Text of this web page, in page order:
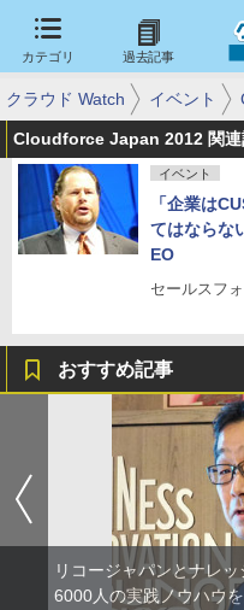
カテゴリ 過去記事
クラウド Watch イベント
Cloudforce Japan 2012 関連
イベント
「企業は
てはならな
EO
セールスフ
おすすめ記事
リコージャパンとナレ
6000人の実践ノウハウ